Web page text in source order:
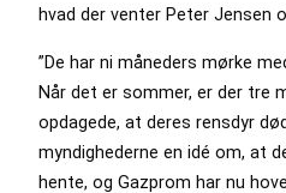
hvad der venter Peter Jensen
”De har ni måneders mørke
Når det er sommer, er der tre
opdagede, at deres rensdyr
myndighederne en idé om, at
hente, og Gazprom har nu